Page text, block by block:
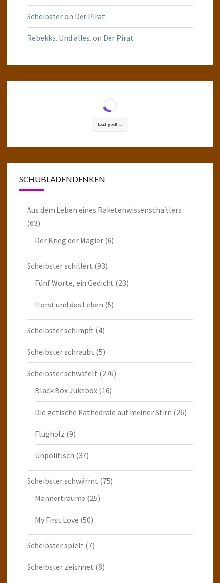
Scheibsteron Der Pirat
Rebekka. Und alles. on Der Pirat
Loading poll ...
SCHUBLADENDENKEN
Aus dem Leben eines Raketenwissenschaftlers
(63)
Der Krieg der Magier (6)
Scheibster schillert (93)
Fünf Worte, ein Gedicht (23)
Horst und das Leben (5)
Scheibster schimpft (4)
Scheibster schraubt (5)
Scheibster schwafelt (276)
Black Box Jukebox (16)
Die gotische Kathedrale auf meiner Stirn (26)
Flugholz (9)
Unpolitisch (37)
Scheibster schwärmt (75)
Männerträume (25)
My First Love (50)
Scheibster spielt (7)
Scheibster zeichnet (8)